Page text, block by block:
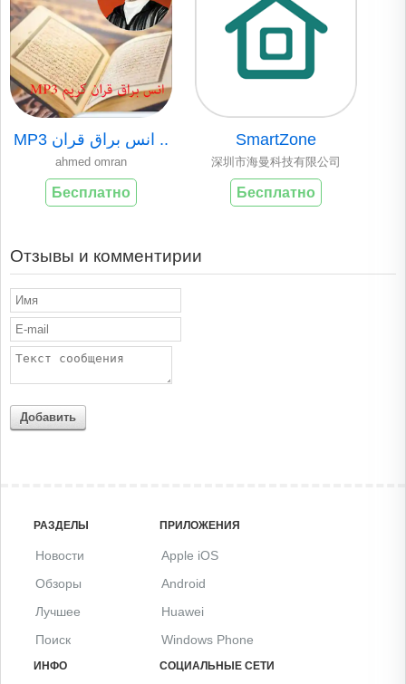
MP3 انس براق قرآن ..
ahmed omran
Бесплатно
SmartZone
深圳市海曼科技有限公司
Бесплатно
Отзывы и комментирии
Добавить
РАЗДЕЛЫ
Новости
Обзоры
Лучшее
Поиск
ПРИЛОЖЕНИЯ
Apple iOS
Android
Huawei
Windows Phone
ИНФО СОЦИАЛЬНЫЕ СЕТИ